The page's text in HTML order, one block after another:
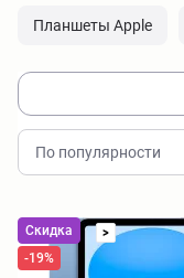
Планшеты Apple
По популярности
Скидка
>
-19%